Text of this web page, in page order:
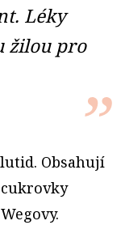
Léky
žilou pro
Obsahují